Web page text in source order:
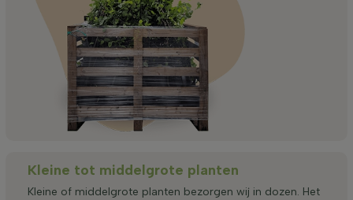
Kleine tot middelgrote planten
Kleine of middelgrote planten bezorgen wij in dozen. Het